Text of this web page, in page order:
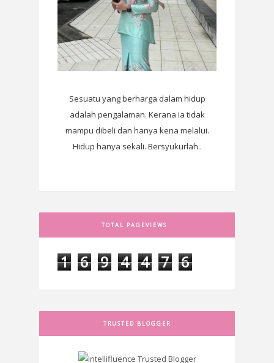
Sesuatu yang berharga dalam hidup
adalah pengalaman. Kerana ia tidak
mampu dibeli dan hanya kena melalui.
Hidup hanya sekali. Bersyukurlah..
TOTAL PAGEVIEWS
1 6 9 4 4 7 6
TRUSTED BLOGGER